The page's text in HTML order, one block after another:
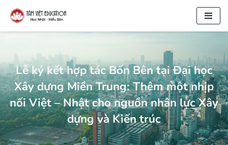
dung
Lễ ký kết hợp tác Bốn Bên tại Đại học
Xây dựng Miền Trung: Thêm một nhịp
nối Việt – Nhật cho nguồn nhân lực Xây
dựng và Kiến trúc